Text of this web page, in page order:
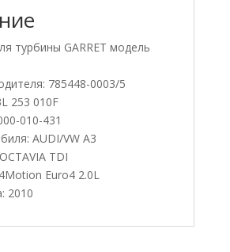
турбины GARRET модель
785448-0003/5
253 010F
010-431
AUDI/VW A3
TDI
Euro4 2.0L
2010